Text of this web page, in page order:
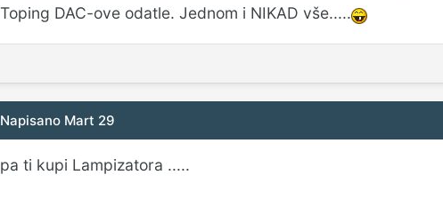
Toping DAC-ove odatle. Jednom i NIKAD vše.....
Napisano Mart 29
pa ti kupi Lampizatora .....